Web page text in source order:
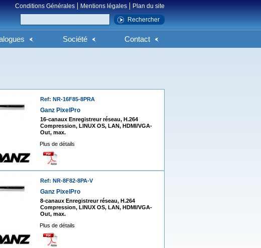
Conditions Générales Mentions légales Plan du site
Société Contact
Ref: NR-16F85-8PRA
Ganz PixelPro
16-canaux Enregistreur réseau, H.264
Compression, LINUX OS, LAN, HDMI/VGA-
Out, max.
Plus de détails
Ref: NR-8F82-8PA-V
Ganz PixelPro
8-canaux Enregistreur réseau, H.264
Compression, LINUX OS, LAN, HDMI/VGA-
Out, max.
Plus de détails